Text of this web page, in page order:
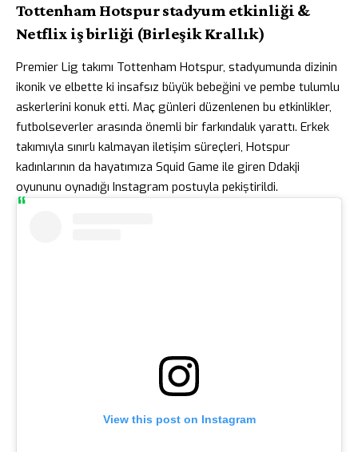
Tottenham Hotspur stadyum etkinliği &
Netflix iş birliği (Birleşik Krallık)
Premier Lig takımı Tottenham Hotspur, stadyumunda dizinin
ikonik ve elbette ki insafsız büyük bebeğini ve pembe tulumlu
askerlerini konuk etti. Maç günleri düzenlenen bu etkinlikler,
futbolseverler arasında önemli bir farkındalık yarattı. Erkek
takımıyla sınırlı kalmayan iletişim süreçleri, Hotspur
kadınlarının da hayatımıza Squid Game ile giren Ddakji
oyununu oynadığı Instagram postuyla pekiştirildi.
View this post on Instagram